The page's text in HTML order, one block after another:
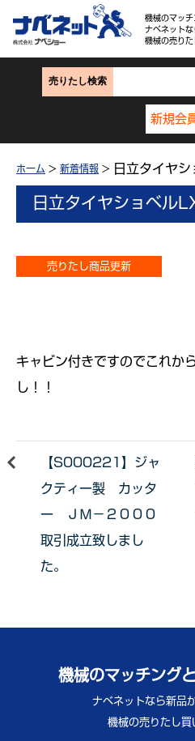
機械のマッ
ナベネットな
機械の売り
売りたし検索
新規会
ホーム > 新着情報 > 日立タイヤ
日立タイヤショベル
売りたし商品更新
キャビン付きですのでこれか
し！！
【S000221】ジャ
クティー製 カッタ
ー ＪＭ－２０００
取引成立致しまし
た。
機械のマッチング
ナベネットなら新品
機械の売りたし買